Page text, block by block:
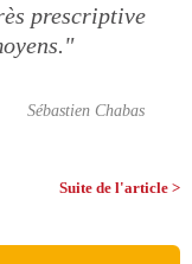
prescriptive
Sébastien Chabas
Suite de l'article >